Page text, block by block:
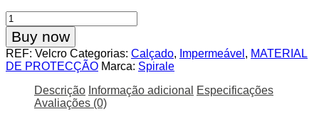
Quantidade
de
Botas
de
Borracha
Atacador
Spirale
Buy now
REF: Velcro Categorias: Calçado, Impermeável , MATERIAL
DE PROTECÇÃO Marca: Spirale
Descrição Informação adicional Especificações
Avaliações (0)